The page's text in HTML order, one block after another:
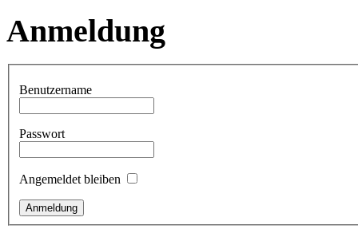
Anmeldung
Benutzername
Passwort
Angemeldet bleiben